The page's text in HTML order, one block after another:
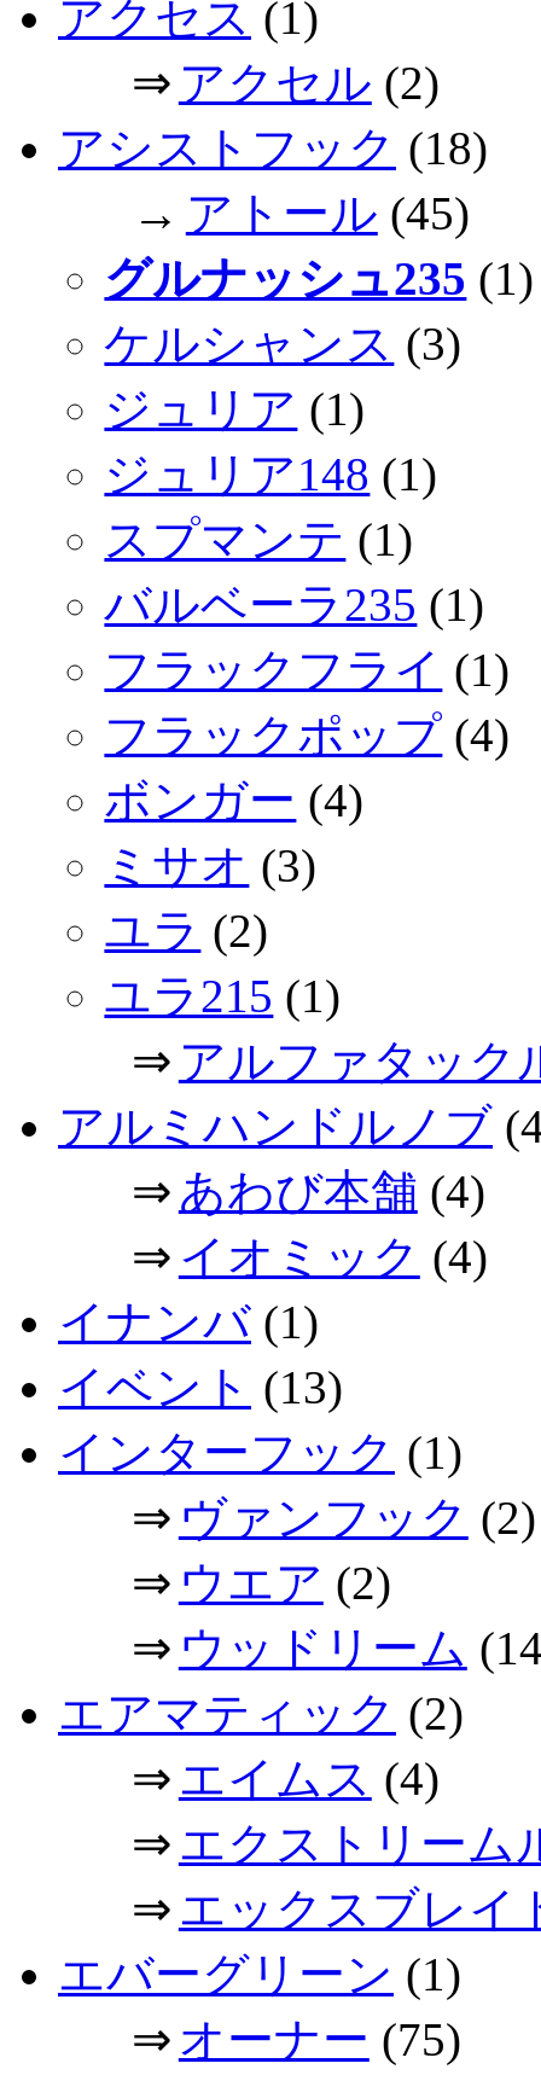
アクセス (1)
⇒ アクセル (2)
アシストフック (18)
→ アトール (45)
グルナッシュ235 (1)
ケルシャンス (3)
ジュリア (1)
ジュリア148 (1)
スプマンテ (1)
バルベーラ235 (1)
フラックフライ (1)
フラックポップ (4)
ボンガー (4)
ミサオ (3)
ユラ (2)
ユラ215 (1)
⇒ アルファタック
アルミハンドルノブ
⇒ あわび本舗 (4)
⇒ イオミック (4)
イナンバ (1)
イベント (13)
インターフック (1)
⇒ ヴァンフック (2)
⇒ ウエア (2)
⇒ ウッドリーム
エアマティック (2)
⇒ エイムス (4)
⇒ エクストリーム
⇒ エックスブレイ
エバーグリーン (1)
⇒ オーナー (75)